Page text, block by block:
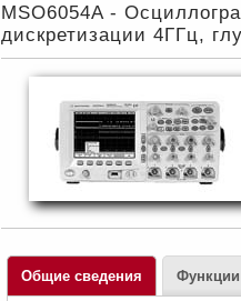
MSO6054A -
дискретизации 4ГГц,
Общие сведения Функции